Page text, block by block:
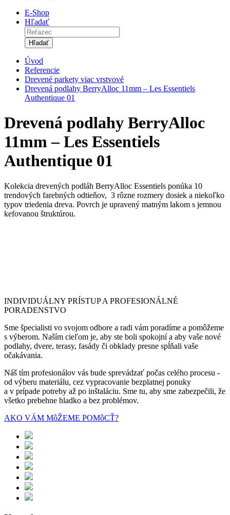
E-Shop
Hľadať
Úvod
Referencie
Drevené parkety viac vrstvové
Drevená podlahy BerryAlloc 11mm – Les Essentiels
Authentique 01
Drevená podlahy BerryAlloc
11mm – Les Essentiels
Authentique 01
Kolekcia drevených podláh BerryAlloc Essentiels ponúka 10
trendových farebných odtieňov, 3 rôzne rozmery dosiek a niekoľko
typov triedenia dreva. Povrch je upravený matným lakom s jemnou
kefovanou štruktúrou.
INDIVIDUÁLNY PRÍSTUP A PROFESIONÁLNÉ
PORADENSTVO
Sme špecialisti vo svojom odbore a radi vám poradíme a pomôžeme
s výberom. Naším cieľom je, aby ste boli spokojní a aby vaše nové
podlahy, dvere, terasy, fasády či obklady presne spĺňali vaše
očakávania.
Náš tím profesionálov vás bude sprevádzať počas celého procesu -
od výberu materiálu, cez vypracovanie bezplatnej ponuky
a v prípade potreby až po inštaláciu. Sme tu, aby sme zabezpečili, že
všetko prebehne hladko a bez problémov.
AKO VÁM MôŽEME POMôCŤ?